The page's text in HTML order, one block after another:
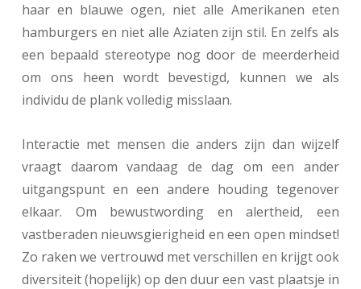
haar en blauwe ogen, niet alle Amerikanen eten
hamburgers en niet alle Aziaten zijn stil. En zelfs als
een bepaald stereotype nog door de meerderheid
om ons heen wordt bevestigd, kunnen we als
individu de plank volledig misslaan.
Interactie met mensen die anders zijn dan wijzelf
vraagt daarom vandaag de dag om een ander
uitgangspunt en een andere houding tegenover
elkaar. Om bewustwording en alertheid, een
vastberaden nieuwsgierigheid en een open mindset!
Zo raken we vertrouwd met verschillen en krijgt ook
diversiteit (hopelijk) op den duur een vast plaatsje in